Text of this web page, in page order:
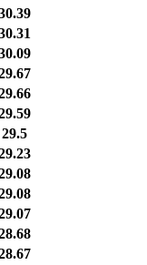
29.5